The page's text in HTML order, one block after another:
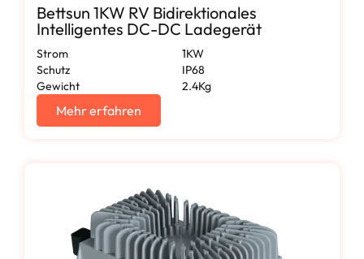
Bettsun 1KW RV Bidirektionales
Intelligentes DC-DC Ladegerät
Strom
1KW
Schutz
IP68
Gewicht
2.4Kg
Mehr erfahren